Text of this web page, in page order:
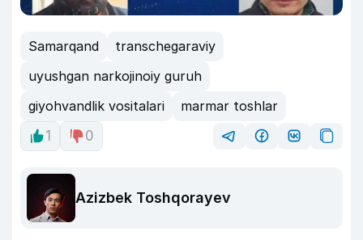
Samarqand
transchegaraviy
uyushgan narkojinoiy guruh
giyohvandlik vositalari
marmar toshlar
1
0
Azizbek Toshqorayev